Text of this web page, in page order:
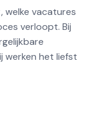
welke vacatures
verloopt. Bij
werken het liefst